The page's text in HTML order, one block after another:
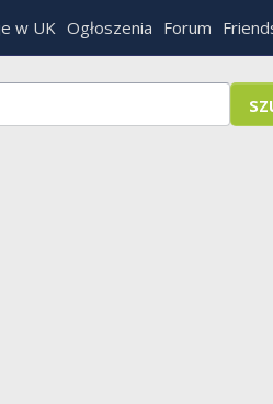
w UK Ogłoszenia Forum